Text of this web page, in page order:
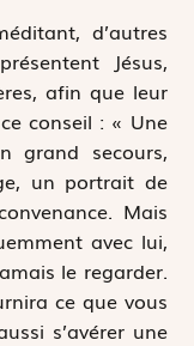
d’autres
Jésus,
afin que leur
conseil : « Une
grand secours,
un portrait de
Mais
avec lui,
le regarder.
ce que vous
s’avérer une